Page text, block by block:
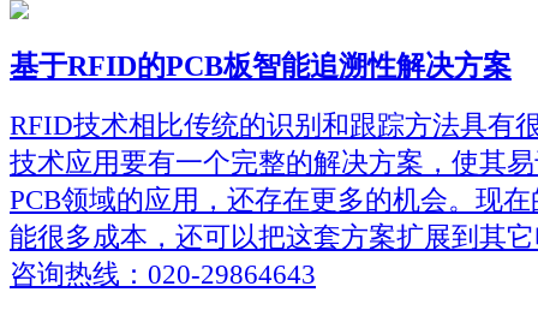
基于RFID的PCB板智能追溯性解决方案
RFID技术相比传统的识别和跟踪方法具有
技术应用要有一个完整的解决方案，使其
PCB领域的应用，还存在更多的机会。现
能很多成本，还可以把这套方案扩展到其
咨询热线：020-29864643